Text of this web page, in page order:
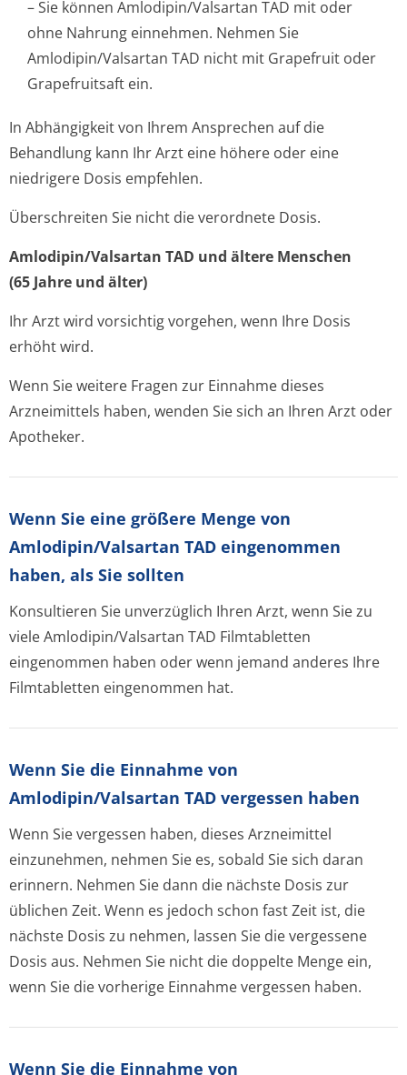
– Sie können Amlodipin/Valsartan TAD mit oder
ohne Nahrung einnehmen. Nehmen Sie
Amlodipin/Valsartan TAD nicht mit Grapefruit oder
Grapefruitsaft ein.
In Abhängigkeit von Ihrem Ansprechen auf die
Behandlung kann Ihr Arzt eine höhere oder eine
niedrigere Dosis empfehlen.
Überschreiten Sie nicht die verordnete Dosis.
Amlodipin/Val­sartan TAD und ältere Menschen
(65 Jahre und älter)
Ihr Arzt wird vorsichtig vorgehen, wenn Ihre Dosis
erhöht wird.
Wenn Sie weitere Fragen zur Einnahme dieses
Arzneimittels haben, wenden Sie sich an Ihren Arzt oder
Apotheker.
Wenn Sie eine größere Menge von
Amlodipin/Valsartan TAD eingenommen
haben, als Sie sollten
Konsultieren Sie unverzüglich Ihren Arzt, wenn Sie zu
viele Amlodipin/Valsartan TAD Filmtabletten
eingenommen haben oder wenn jemand anderes Ihre
Filmtabletten eingenommen hat.
Wenn Sie die Einnahme von
Amlodipin/Valsartan TAD vergessen haben
Wenn Sie vergessen haben, dieses Arzneimittel
einzunehmen, nehmen Sie es, sobald Sie sich daran
erinnern. Nehmen Sie dann die nächste Dosis zur
üblichen Zeit. Wenn es jedoch schon fast Zeit ist, die
nächste Dosis zu nehmen, lassen Sie die vergessene
Dosis aus. Nehmen Sie nicht die doppelte Menge ein,
wenn Sie die vorherige Einnahme vergessen haben.
Wenn Sie die Einnahme von